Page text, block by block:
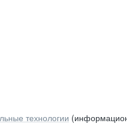
технологии